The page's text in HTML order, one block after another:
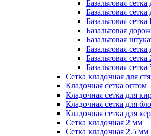
Базальтовая сетка
Базальтовая
Базальтовая
Базальтовая
Базальтовая
Базальтовая сетка
Базальтовая
Базальтовая
Сетка кладочная для
Кладочная сетка оптом
Кладочная сетка для
Кладочная сетка для
Кладочная сетка для
Сетка кладочная 2 мм
Сетка кладочная 2.5 мм